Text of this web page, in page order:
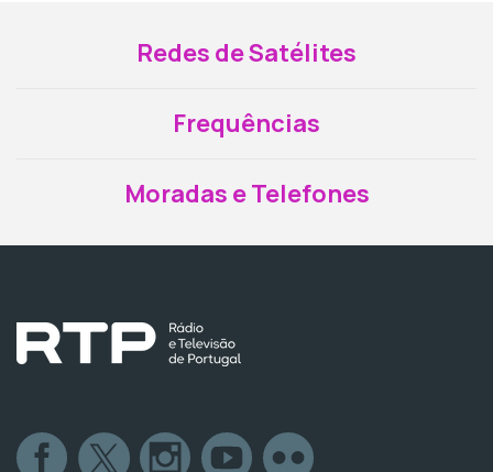
Redes de Satélites
Frequências
Moradas e Telefones